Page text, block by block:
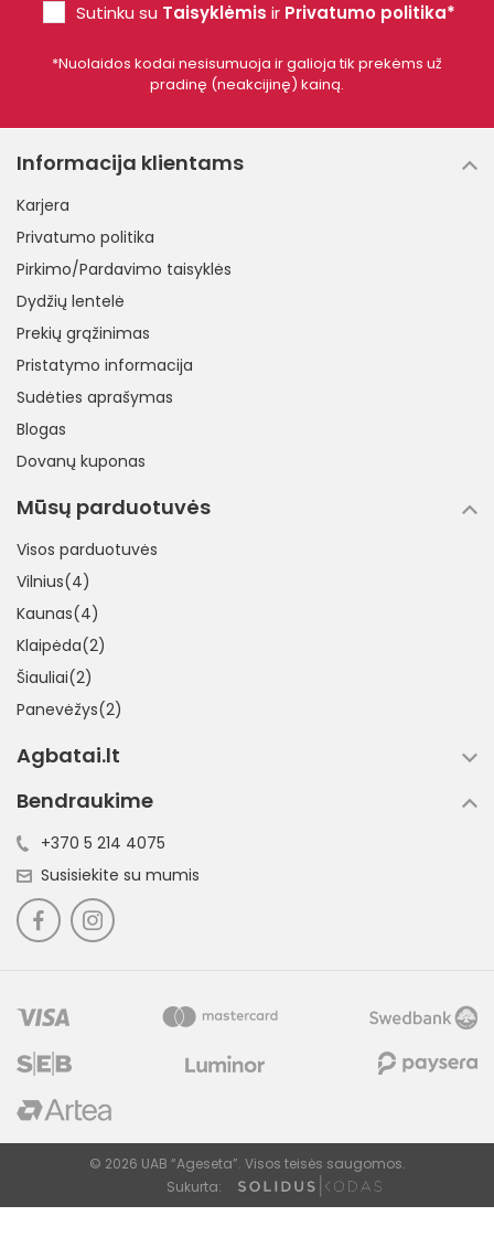
Sutinku su Taisyklėmis ir Privatumo politika*
*Nuolaidos kodai nesisumuoja ir galioja tik prekėms už
pradinę (neakcijinę) kainą.
Informacija klientams
Karjera
Privatumo politika
Pirkimo/Pardavimo taisyklės
Dydžių lentelė
Prekių grąžinimas
Pristatymo informacija
Sudėties aprašymas
Blogas
Dovanų kuponas
Mūsų parduotuvės
Visos parduotuvės
Vilnius(4)
Kaunas(4)
Klaipėda(2)
Šiauliai(2)
Panevėžys(2)
Agbatai.lt
Bendraukime
+370 5 214 4075
Susisiekite su mumis
© 2026 UAB “Ageseta”. Visos teisės saugomos.
Sukurta: